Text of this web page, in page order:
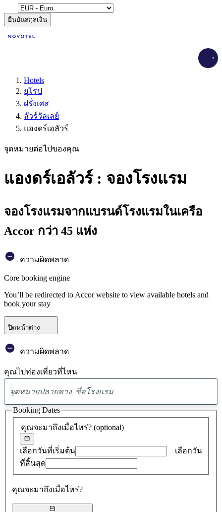
ยืนยันสกุลเงิน
Hotels
ยุโรป
ฝรั่งเศส
ลัวร์วัลเลย์
แองดร์เอลัวร์
จุดหมายต่อไปของคุณ
แองดร์เอลัวร์ : จองโรงแรม
จองโรงแรมจากแบรนด์โรงแรมในเครือ
Accor กว่า 45 แห่ง
ความผิดพลาด
Core booking engine
You’ll be redirected to Accor website to view available hotels and
book your stay
ปิดหน้าต่าง
ความผิดพลาด
คุณไปท่องเที่ยวที่ไหน
พบ
ข้อ
เสนอ
0
คุณจะมาถึงเมื่อไหร่? (optional)
เลือกวันที่เริ่มต้น
เลือกวัน
ที่สิ้นสุด
คุณจะมาถึงเมื่อไหร่?
Booking Dates